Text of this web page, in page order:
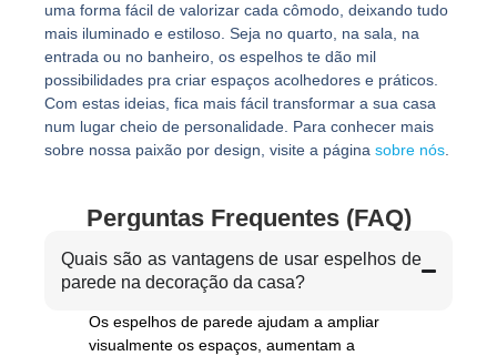
uma forma fácil de valorizar cada cômodo, deixando tudo
mais iluminado e estiloso. Seja no quarto, na sala, na
entrada ou no banheiro, os espelhos te dão mil
possibilidades pra criar espaços acolhedores e práticos.
Com estas ideias, fica mais fácil transformar a sua casa
num lugar cheio de personalidade. Para conhecer mais
sobre nossa paixão por design, visite a página sobre nós.
Perguntas Frequentes (FAQ)
Quais são as vantagens de usar espelhos de
parede na decoração da casa?
Os espelhos de parede ajudam a ampliar
visualmente os espaços, aumentam a